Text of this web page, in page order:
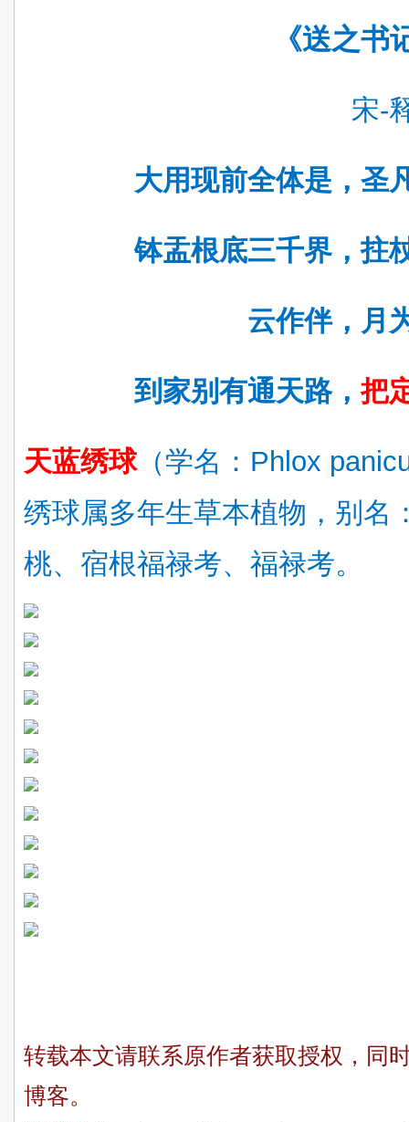
《送之书
宋-
大用现前全体是，圣
钵盂根底三千界，拄
云作伴，月
到家别有通天路，把
天蓝绣球（学名 ： Phlox
绣球属多年生草本植物，别名
桃、宿根福禄考、福禄考。
转载本文请联系原作者获取授权，同
博客。